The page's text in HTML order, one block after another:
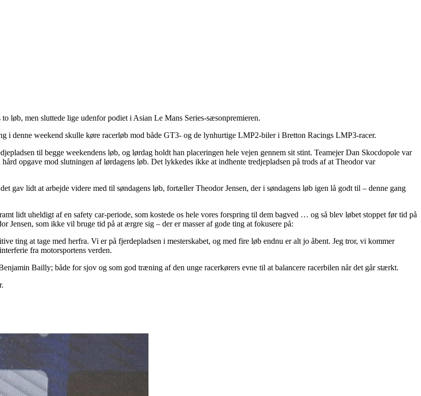
løb, men sluttede lige udenfor podiet i Asian Le Mans Series-sæsonpremieren.
i denne weekend skulle køre racerløb mod både GT3- og de lynhurtige LMP2-biler i Bretton Racings LMP3-racer.
til begge weekendens løb, og lørdag holdt han placeringen hele vejen gennem sit stint. Teamejer Dan Skocdopole var
opgave mod slutningen af lørdagens løb. Det lykkedes ikke at indhente tredjepladsen på trods af at Theodor var
gav lidt at arbejde videre med til søndagens løb, fortæller Theodor Jensen, der i søndagens løb igen lå godt til – denne gang
lidt uheldigt af en safety car-periode, som kostede os hele vores forspring til dem bagved … og så blev løbet stoppet før tid på
som ikke vil bruge tid på at ærgre sig – der er masser af gode ting at fokusere på:
ting at tage med herfra. Vi er på fjerdepladsen i mesterskabet, og med fire løb endnu er alt jo åbent. Jeg tror, vi kommer
fra motorsportens verden.
Bailly; både for sjov og som god træning af den unge racerkørers evne til at balancere racerbilen når det går stærkt.